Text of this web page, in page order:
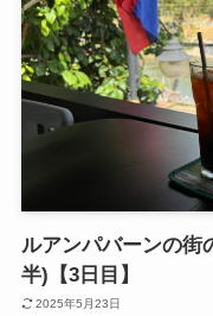
ルアンパバーンの街
半)【3日目】
2025年5月23日